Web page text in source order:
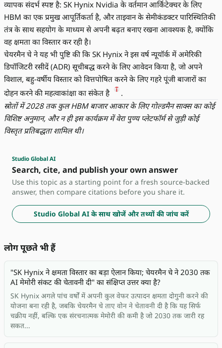
व्यापक संदर्भ स्पष्ट है: SK Hynix Nvidia के वर्तमान आर्किटेक्चर के लिए
HBM का एक प्रमुख आपूर्तिकर्ता है, और ताइवान के सेमीकंडक्टर पारिस्थितिकी
तंत्र के साथ सहयोग के माध्यम से अपनी बढ़त बनाए रखना आवश्यक है, क्योंकि
वह क्षमता का विस्तार कर रही है।
चेयरमैन चे ने यह भी पुष्टि की कि SK Hynix ने इस वर्ष न्यूयॉर्क में अमेरिकी
डिपॉजिटरी रसीदें (ADR) सूचीबद्ध करने के लिए आवेदन किया है, जो अपने
विशाल, बहु-वर्षीय विस्तार को वित्तपोषित करने के लिए गहरे पूंजी बाजारों का
दोहन करने की महत्वाकांक्षा का संकेत है
.
स्रोतों में 2028 तक कुल HBM बाजार आकार के लिए गोल्डमैन साक्स का कोई
विशिष्ट अनुमान, और न ही इस कार्यक्रम में वेरा पुण्य प्लेटफॉर्म से जुड़ी कोई
विस्तृत प्रतिबद्धता शामिल थी।
Studio Global AI
Search, cite, and publish your own answer
Use this topic as a starting point for a fresh source-backed
answer, then compare citations before you share it.
Studio Global AI के साथ खोजें और तथ्यों की जांच करें
लोग पूछते भी हैं
"SK Hynix ने क्षमता विस्तार का बड़ा ऐलान किया; चेयरमैन चे ने 2030 तक
AI मेमोरी संकट की चेतावनी दी" का संक्षिप्त उत्तर क्या है?
SK Hynix अगले पांच वर्षों में अपनी कुल वेफर उत्पादन क्षमता दोगुनी करने की
योजना बना रही है, जबकि चेयरमैन चे ताए वोन ने चेतावनी दी है कि यह सिर्फ
चक्रीय नहीं, बल्कि एक संरचनात्मक मेमोरी की कमी है जो 2030 तक जारी रह
सकत...